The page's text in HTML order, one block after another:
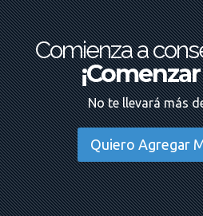
Comienza a
No te llevará más
Quiero Agregar